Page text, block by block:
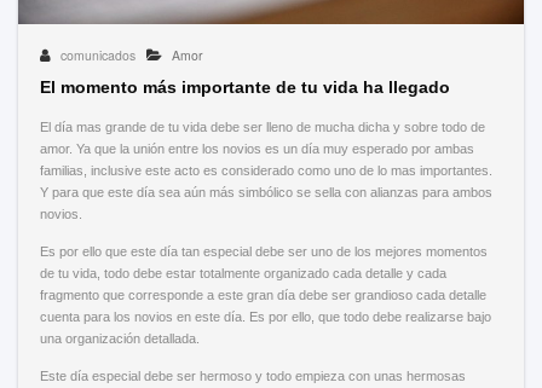
comunicados
Amor
El momento más importante de tu vida ha llegado
El día mas grande de tu vida debe ser lleno de mucha dicha y sobre todo de
amor. Ya que la unión entre los novios es un día muy esperado por ambas
familias, inclusive este acto es considerado como uno de lo mas importantes.
Y para que este día sea aún más simbólico se sella con alianzas para ambos
novios.
Es por ello que este día tan especial debe ser uno de los mejores momentos
de tu vida, todo debe estar totalmente organizado cada detalle y cada
fragmento que corresponde a este gran día debe ser grandioso cada detalle
cuenta para los novios en este día. Es por ello, que todo debe realizarse bajo
una organización detallada.
Este día especial debe ser hermoso y todo empieza con unas hermosas